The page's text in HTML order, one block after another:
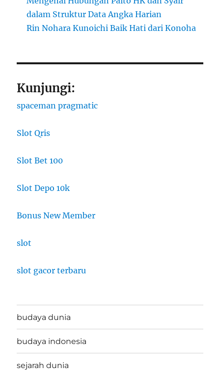
dalam Struktur Data Angka Harian
Rin Nohara Kunoichi Baik Hati dari Konoha
Kunjungi:
spaceman pragmatic
Slot Qris
Slot Bet 100
Slot Depo 10k
Bonus New Member
slot
slot gacor terbaru
budaya dunia
budaya indonesia
sejarah dunia